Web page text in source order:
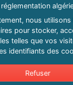
ALL
nous
pour stocker,
telles que vos
identifiants des
à tout moment en
Refuser